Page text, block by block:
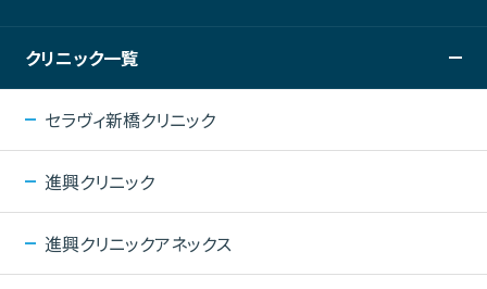
クリニック一覧
セラヴィ新橋クリニック
進興クリニック
進興クリニックアネックス